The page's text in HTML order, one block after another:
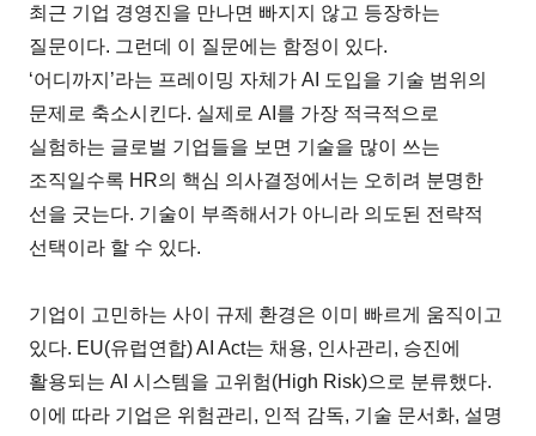
최근 기업 경영진을 만나면 빠지지 않고 등장하는
질문이다. 그런데 이 질문에는 함정이 있다.
‘어디까지’라는 프레이밍 자체가 AI 도입을 기술 범위의
문제로 축소시킨다. 실제로 AI를 가장 적극적으로
실험하는 글로벌 기업들을 보면 기술을 많이 쓰는
조직일수록 HR의 핵심 의사결정에서는 오히려 분명한
선을 긋는다. 기술이 부족해서가 아니라 의도된 전략적
선택이라 할 수 있다.
기업이 고민하는 사이 규제 환경은 이미 빠르게 움직이고
있다. EU(유럽연합) AI Act는 채용, 인사관리, 승진에
활용되는 AI 시스템을 고위험(High Risk)으로 분류했다.
이에 따라 기업은 위험관리, 인적 감독, 기술 문서화, 설명